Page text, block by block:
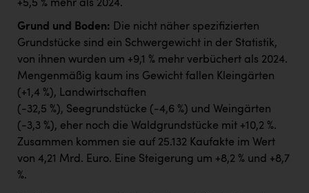
+5,5 % mehr als 2024.
Grund und Boden: Die nicht näher spezifizierten
Grundstücke sind ein Schwergewicht in der Statistik,
von ihnen wurden um +9,1 % mehr verbüchert als 2024.
Mengenmäßig kaum ins Gewicht fallen Kleingärten
(+1,4 %), Landwirtschaften
(-32,5 %), Seegrundstücke (-4,6 %) und Weingärten
(-3,3 %), eher noch die Waldgrundstücke mit +10,2 %.
Zusammen kommen sie auf 25.132 Kaufakte im Wert
von 4,21 Mrd. Euro. Eine Steigerung um +8,2 % und +8,7
%.